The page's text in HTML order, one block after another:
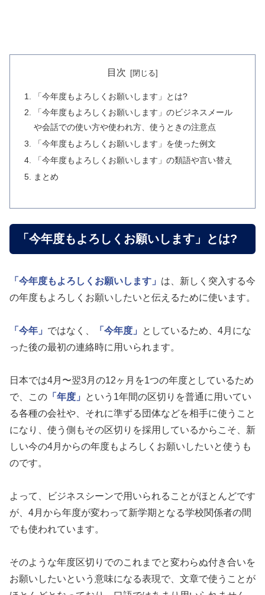
目次
「今年度もよろしくお願いします」とは?
「今年度もよろしくお願いします」のビジネスメール
や会話での使い方や使われ方、使うときの注意点
「今年度もよろしくお願いします」を使った例文
「今年度もよろしくお願いします」の類語や言い替え
まとめ
「今年度もよろしくお願いします」とは?
「今年度もよろしくお願いします」 は、新しく突入する今
の年度もよろしくお願いしたいと伝えるために使います。
「今年」 ではなく、 「今年度」
としているため、4月にな
った後の最初の連絡時に用いられます。
日本では4月〜翌3月の12ヶ月を1つの年度としているため
で、この 「年度」
という1年間の区切りを普通に用いてい
る各種の会社や、それに準ずる団体などを相手に使うこと
になり、使う側もその区切りを採用しているからこそ、新
しい今の4月からの年度もよろしくお願いしたいと使うも
のです。
よって、ビジネスシーンで用いられることがほとんどです
が、4月から年度が変わって新学期となる学校関係者の間
でも使われています。
そのような年度区切りでのこれまでと変わらぬ付き合いを
お願いしたいという意味になる表現で、文章で使うことが